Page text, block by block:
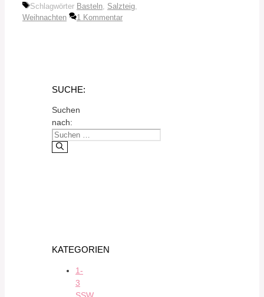
Schlagwörter Basteln Salzteig
Weihnachten
1 Kommentar
SUCHE:
Suchen
nach:
KATEGORIEN
1-
3